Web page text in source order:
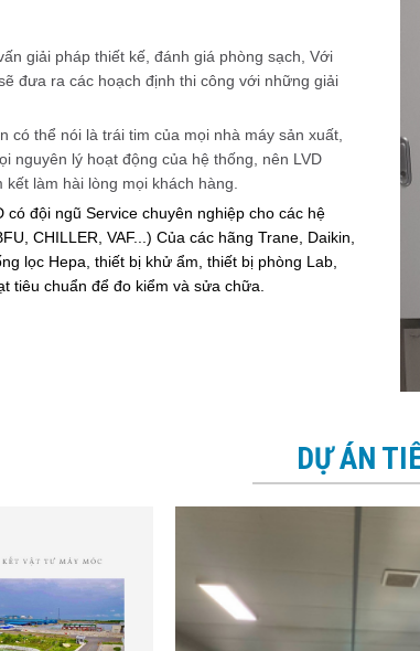
giải pháp thiết kế, đánh giá phòng sạch, Với
đưa ra các hoạch định thi công với những giải
có thể nói là trái tim của mọi nhà máy sản xuất,
nguyên lý hoạt động của hệ thống, nên LVD
làm hài lòng mọi khách hàng.
có đội ngũ Service chuyên nghiệp cho các hệ
CHILLER, VAF...) Của các hãng Trane, Daikin,
lọc Hepa, thiết bị khử ẩm, thiết bị phòng Lab,
tiêu chuẩn để đo kiểm và sửa chữa.
DỰ ÁN